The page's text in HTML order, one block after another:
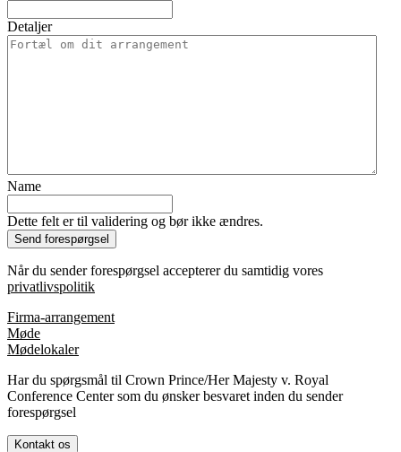
Detaljer
Name
Dette felt er til validering og bør ikke ændres.
Når du sender forespørgsel accepterer du samtidig vores
privatlivspolitik
Firma-arrangement
Møde
Mødelokaler
Har du spørgsmål til Crown Prince/Her Majesty v. Royal
Conference Center som du ønsker besvaret inden du sender
forespørgsel
Kontakt os